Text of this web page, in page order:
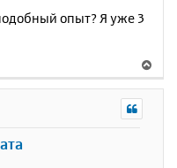
опыт? Я уже 3
е